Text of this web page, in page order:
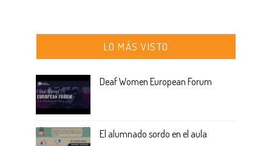
LO MÁS VISTO
Deaf Women European Forum
El alumnado sordo en el aula